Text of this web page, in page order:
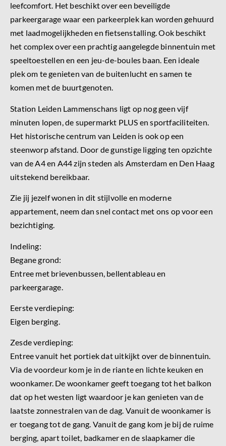
leefcomfort. Het beschikt over een beveiligde
parkeergarage waar een parkeerplek kan worden gehuurd
met laadmogelijkheden en fietsenstalling. Ook beschikt
het complex over een prachtig aangelegde binnentuin met
speeltoestellen en een jeu-de-boules baan. Een ideale
plek om te genieten van de buitenlucht en samen te
komen met de buurtgenoten.
Station Leiden Lammenschans ligt op nog geen vijf
minuten lopen, de supermarkt PLUS en sportfaciliteiten.
Het historische centrum van Leiden is ook op een
steenworp afstand. Door de gunstige ligging ten opzichte
van de A4 en A44 zijn steden als Amsterdam en Den Haag
uitstekend bereikbaar.
Zie jij jezelf wonen in dit stijlvolle en moderne
appartement, neem dan snel contact met ons op voor een
bezichtiging.
Indeling:
Begane grond:
Entree met brievenbussen, bellentableau en
parkeergarage.
Eerste verdieping:
Eigen berging.
Zesde verdieping:
Entree vanuit het portiek dat uitkijkt over de binnentuin.
Via de voordeur kom je in de riante en lichte keuken en
woonkamer. De woonkamer geeft toegang tot het balkon
dat op het westen ligt waardoor je kan genieten van de
laatste zonnestralen van de dag. Vanuit de woonkamer is
er toegang tot de gang. Vanuit de gang kom je bij de ruime
berging, apart toilet, badkamer en de slaapkamer die